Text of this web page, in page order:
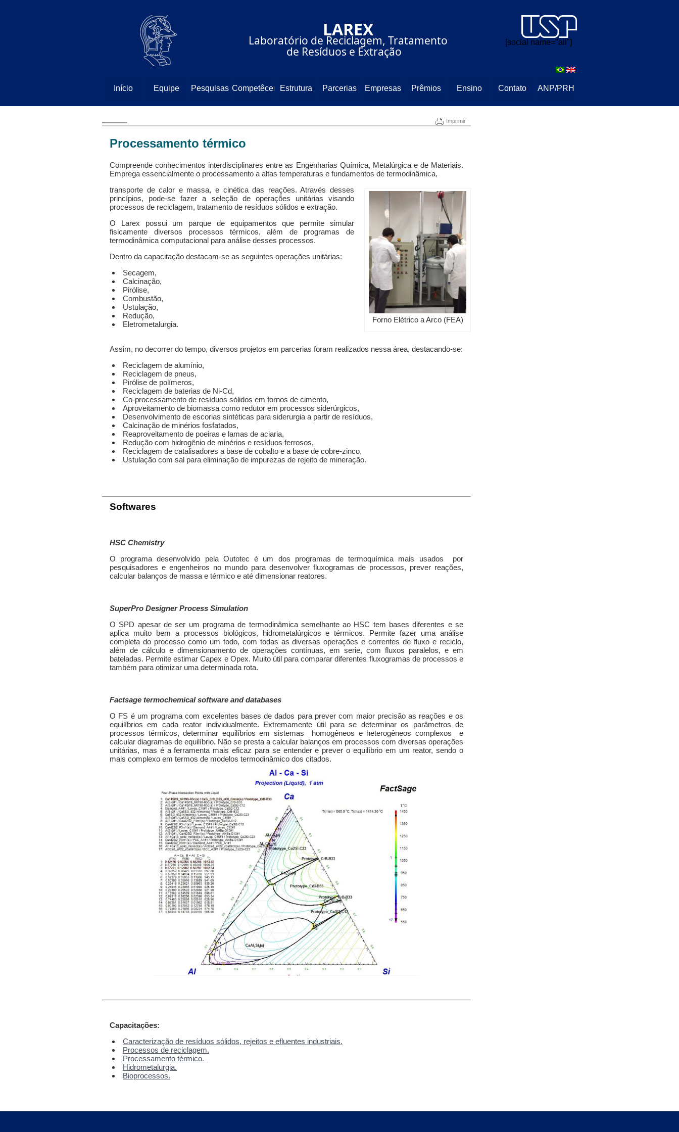
⠀⠀⠀⠀⠀⠀⠀⠀⠀LAREX⠀⠀⠀⠀⠀⠀⠀⠀
⠀⠀⠀⠀Laboratório de Reciclagem, Tratamento
⠀⠀⠀⠀⠀⠀⠀⠀⠀de Resíduos e Extração⠀⠀⠀⠀⠀⠀
[social name="all"]
Início Equipe Pesquisas CompetêcenciaEstrutura Parcerias Empresas Prêmios Ensino Contato ANP/PRH
Imprimir
Processamento térmico
Compreende conhecimentos interdisciplinares entre as Engenharias Química, Metalúrgica e de Materiais.
Emprega essencialmente o processamento a altas temperaturas e fundamentos de termodinâmica,
Forno Elétrico a Arco (FEA)
transporte de calor e massa, e cinética das reações. Através desses
princípios, pode-se fazer a seleção de operações unitárias visando
processos de reciclagem, tratamento de resíduos sólidos e extração.
O Larex possui um parque de equipamentos que permite simular
fisicamente diversos processos térmicos, além de programas de
termodinâmica computacional para análise desses processos.
Dentro da capacitação destacam-se as seguintes operações unitárias:
Secagem,
Calcinação,
Pirólise,
Combustão,
Ustulação,
Redução,
Eletrometalurgia.
Assim, no decorrer do tempo, diversos projetos em parcerias foram realizados nessa área, destacando-se:
Reciclagem de alumínio,
Reciclagem de pneus,
Pirólise de polímeros,
Reciclagem de baterias de Ni-Cd,
Co-processamento de resíduos sólidos em fornos de cimento,
Aproveitamento de biomassa como redutor em processos siderúrgicos,
Desenvolvimento de escorias sintéticas para siderurgia a partir de resíduos,
Calcinação de minérios fosfatados,
Reaproveitamento de poeiras e lamas de aciaria,
Redução com hidrogênio de minérios e resíduos ferrosos,
Reciclagem de catalisadores a base de cobalto e a base de cobre-zinco,
Ustulação com sal para eliminação de impurezas de rejeito de mineração.
Softwares
HSC Chemistry
O programa desenvolvido pela Outotec é um dos programas de termoquímica mais usados por
pesquisadores e engenheiros no mundo para desenvolver fluxogramas de processos, prever reações,
calcular balanços de massa e térmico e até dimensionar reatores.
SuperPro Designer Process Simulation
O SPD apesar de ser um programa de termodinâmica semelhante ao HSC tem bases diferentes e se
aplica muito bem a processos biológicos, hidrometalúrgicos e térmicos. Permite fazer uma análise
completa do processo como um todo, com todas as diversas operações e correntes de fluxo e reciclo,
além de cálculo e dimensionamento de operações contínuas, em serie, com fluxos paralelos, e em
bateladas. Permite estimar Capex e Opex. Muito útil para comparar diferentes fluxogramas de processos e
também para otimizar uma determinada rota.
Factsage termochemical software and databases
O FS é um programa com excelentes bases de dados para prever com maior precisão as reações e os
equilíbrios em cada reator individualmente. Extremamente útil para se determinar os parâmetros de
processos térmicos, determinar equilíbrios em sistemas homogêneos e heterogêneos complexos e
calcular diagramas de equilíbrio. Não se presta a calcular balanços em processos com diversas operações
unitárias, mas é a ferramenta mais eficaz para se entender e prever o equilíbrio em um reator, sendo o
mais complexo em termos de modelos termodinâmico dos citados.
Capacitações:
Caracterização de resíduos sólidos, rejeitos e efluentes industriais.
Processos de reciclagem.
Processamento térmico.
Hidrometalurgia.
Bioprocessos.